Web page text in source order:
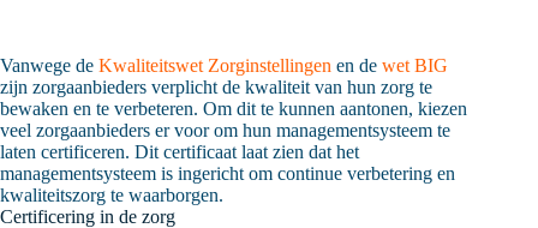
Vanwege de Kwaliteitswet Zorginstellingen en de wet BIG
zijn zorgaanbieders verplicht de kwaliteit van hun zorg te
bewaken en te verbeteren. Om dit te kunnen aantonen, kiezen
veel zorgaanbieders er voor om hun managementsysteem te
laten certificeren. Dit certificaat laat zien dat het
managementsysteem is ingericht om continue verbetering en
kwaliteitszorg te waarborgen.
Certificering in de zorg